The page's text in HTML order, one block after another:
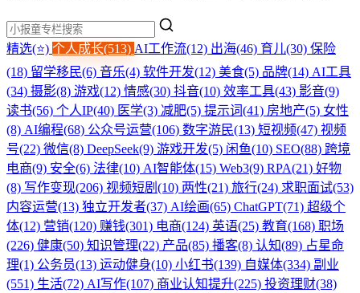
精选(⭐) 个人成长(513) AI工作流(12) 出海(46) 育儿(30) 保险
(18) 留学移民(6) 音乐(4) 软件开发(12) 美食(5) 品牌(14) AI工具
(34) 摄影(8) 游戏(12) 情感(30) 抖音(10) 效率工具(43) 影音(9)
读书(56) 个人IP(40) 医学(3) 减肥(5) 提示词(41) 房地产(5) 女性
(8) AI编程(68) 公众号运营(106) 数字游民(13) 短视频(47) 视频
号(22) 微信(8) DeepSeek(9) 游戏开发(5) 闲鱼(10) SEO(88) 跨境
电商(9) 安全(6) 法律(10) AI智能体(15) Web3(9) RPA(21) 好物
(8) 写作变现(206) 视频短剧(10) 两性(21) 旅行(24) 求职面试(53)
内容运营(13) 独立开发者(37) AI绘画(65) ChatGPT(71) 超级个
体(12) 营销(120) 赚钱(301) 电商(124) 英语(25) 教育(168) 职场
(226) 健康(50) 知识管理(22) 产品(85) 播客(8) 认知(89) 占星命
理(1) 公务员(13) 运动健身(10) 小红书(139) 自媒体(334) 副业
(551) 生活(72) AI写作(107) 商业认知提升(225) 投资理财(38)